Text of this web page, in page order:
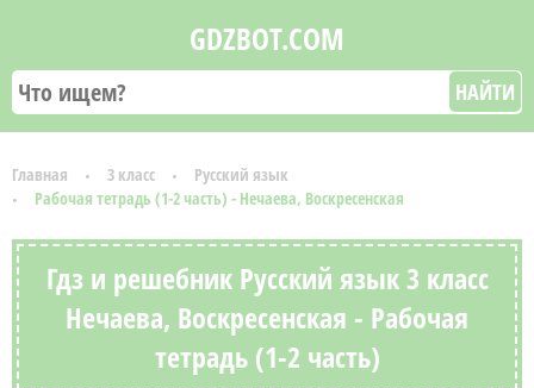
GDZBOT.COM
НАЙТИ
Главная 3 класс
Русский язык
Рабочая тетрадь (1-2 часть) - Нечаева, Воскресенская
Гдз и решебник Русский язык 3 класс
Нечаева, Воскресенская - Рабочая
тетрадь (1-2 часть)